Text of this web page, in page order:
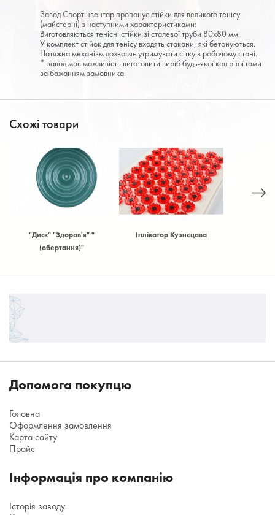
Завод Спортінвентар пропонує стійки для великого тенісу
(майстерні) з наступними характеристиками:
Виготовляються тенісні стійки зі сталевої труби 80х80 мм.
У комплект стійок для тенісу входять стакани, які бетонуються.
Натяжна механізм дозволяє утримувати сітку в робочому стані.
* завод має можливість виготовити виріб будь-якої колірної гами
за бажанням замовника.
Схожі товари
"Диск" "Здоров'я" "
(обертання)"
Іплікатор Кузнєцова
Допомога покупцю
Головна
Оформлення замовлення
Карта сайту
Прайс
Інформація про компанію
Історія заводу